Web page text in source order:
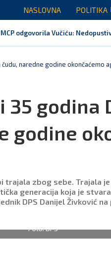
NASLOVNA POLITIKA
MCP odgovorila Vučiću:
naredne godine okončaćemo
godina
godine
zbog sebe. Trajala
generacija koja je
DPS Danijel Živković
Foto: DPS